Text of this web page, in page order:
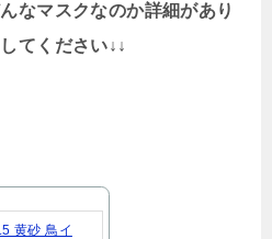
なマスクなのか詳細があり
てください↓↓
黄砂 鳥イ